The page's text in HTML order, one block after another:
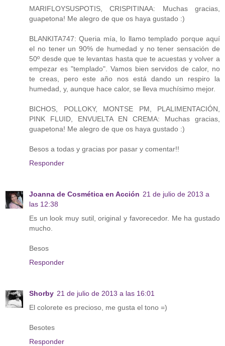
MARIFLOYSUSPOTIS, CRISPITINAA: Muchas gracias,
guapetona! Me alegro de que os haya gustado :)
BLANKITA747: Queria mía, lo llamo templado porque aquí
el no tener un 90% de humedad y no tener sensación de
50º desde que te levantas hasta que te acuestas y volver a
empezar es "templado". Vamos bien servidos de calor, no
te creas, pero este año nos está dando un respiro la
humedad, y, aunque hace calor, se lleva muchísimo mejor.
BICHOS, POLLOKY, MONTSE PM, PLALIMENTACIÓN,
PINK FLUID, ENVUELTA EN CREMA: Muchas gracias,
guapetona! Me alegro de que os haya gustado :)
Besos a todas y gracias por pasar y comentar!!
Responder
Joanna de Cosmética en Acción 21 de julio de 2013 a
las 12:38
Es un look muy sutil, original y favorecedor. Me ha gustado
mucho.
Besos
Responder
Shorby 21 de julio de 2013 a las 16:01
El colorete es precioso, me gusta el tono =)
Besotes
Responder